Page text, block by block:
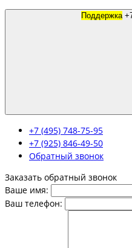
Поддержка
+7 (495) 748-75-95
+7 (925) 846-49-50
Обратный звонок
Заказать обратный звонок
Ваше имя:
Ваш телефон: